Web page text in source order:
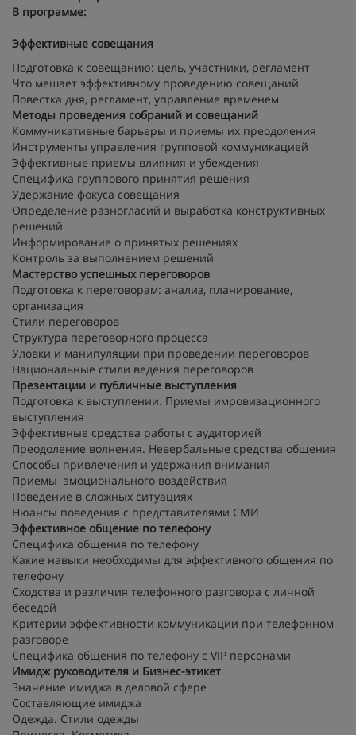
В программе:
Эффективные совещания
Подготовка к совещанию: цель, участники, регламент
Что мешает эффективному проведению совещаний
Повестка дня, регламент, управление временем
Методы проведения собраний и совещаний
Коммуникативные барьеры и приемы их преодоления
Инструменты управления групповой коммуникацией
Эффективные приемы влияния и убеждения
Специфика группового принятия решения
Удержание фокуса совещания
Определение разногласий и выработка конструктивных
решений
Информирование о принятых решениях
Контроль за выполнением решений
Мастерство успешных переговоров
Подготовка к переговорам: анализ, планирование,
организация
Стили переговоров
Структура переговорного процесса
Уловки и манипуляции при проведении переговоров
Национальные стили ведения переговоров
Презентации и публичные выступления
Подготовка к выступлении. Приемы имровизационного
выступления
Эффективные средства работы с аудиторией
Преодоление волнения. Невербальные средства общения
Способы привлечения и удержания внимания
Приемы эмоционального воздействия
Поведение в сложных ситуациях
Нюансы поведения с представителями СМИ
Эффективное общение по телефону
Специфика общения по телефону
Какие навыки необходимы для эффективного общения по
телефону
Сходства и различия телефонного разговора с личной
беседой
Критерии эффективности коммуникации при телефонном
разговоре
Специфика общения по телефону с VIP персонами
Имидж руководителя и Бизнес-этикет
Значение имиджа в деловой сфере
Составляющие имиджа
Одежда. Стили одежды